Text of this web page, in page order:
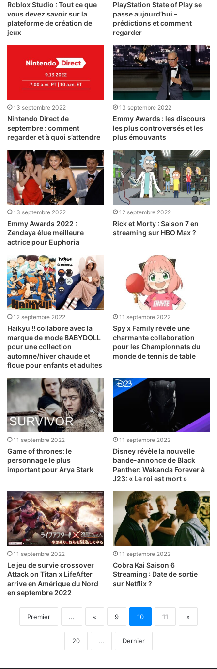
Roblox Studio : Tout ce que
vous devez savoir sur la
plateforme de création de
jeux
PlayStation State of Play se
passe aujourd’hui –
prédictions et comment
regarder
13 septembre 2022
Nintendo Direct de
septembre : comment
regarder et à quoi s’attendre
13 septembre 2022
Emmy Awards : les discours
les plus controversés et les
plus émouvants
13 septembre 2022
Emmy Awards 2022 :
Zendaya élue meilleure
actrice pour Euphoria
12 septembre 2022
Rick et Morty : Saison 7 en
streaming sur HBO Max ?
12 septembre 2022
Haikyu !! collabore avec la
marque de mode BABYDOLL
pour une collection
automne/hiver chaude et
floue pour enfants et adultes
11 septembre 2022
Spy x Family révèle une
charmante collaboration
pour les Championnats du
monde de tennis de table
11 septembre 2022
Game of thrones: le
personnage le plus
important pour Arya Stark
11 septembre 2022
Disney révèle la nouvelle
bande-annonce de Black
Panther: Wakanda Forever à
J23: « Le roi est mort »
11 septembre 2022
Le jeu de survie crossover
Attack on Titan x LifeAfter
arrive en Amérique du Nord
en septembre 2022
11 septembre 2022
Cobra Kai Saison 6
Streaming : Date de sortie
sur Netflix ?
Premier ... « 9 10 11 »
20 ... Dernier